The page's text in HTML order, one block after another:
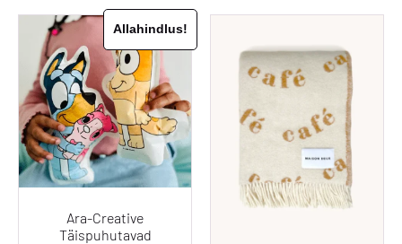
Allahindlus!
Ara-Creative
Täispuhutavad